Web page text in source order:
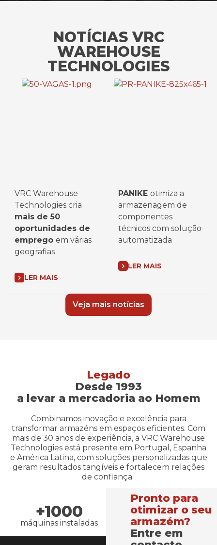
NOTÍCIAS VRC
WAREHOUSE
TECHNOLOGIES
VRC Warehouse
Technologies cria
mais de 50
oportunidades de
emprego em várias
geografias
LER MAIS
PANIKE otimiza a
armazenagem de
componentes
técnicos com solução
automatizada
LER MAIS
Veja mais notícias
Legado
Desde 1993
a levar a mercadoria ao Homem
Combinamos inovação e excelência para
transformar armazéns em espaços eficientes. Com
mais de 30 anos de experiência, a VRC Warehouse
Technologies está presente em Portugal, Espanha
e América Latina, com soluções personalizadas que
geram resultados tangíveis e fortalecem relações
de confiança.
+1000
máquinas instaladas
+30
anos de experiência
Pronto para
otimizar o seu
armazém?
Entre em